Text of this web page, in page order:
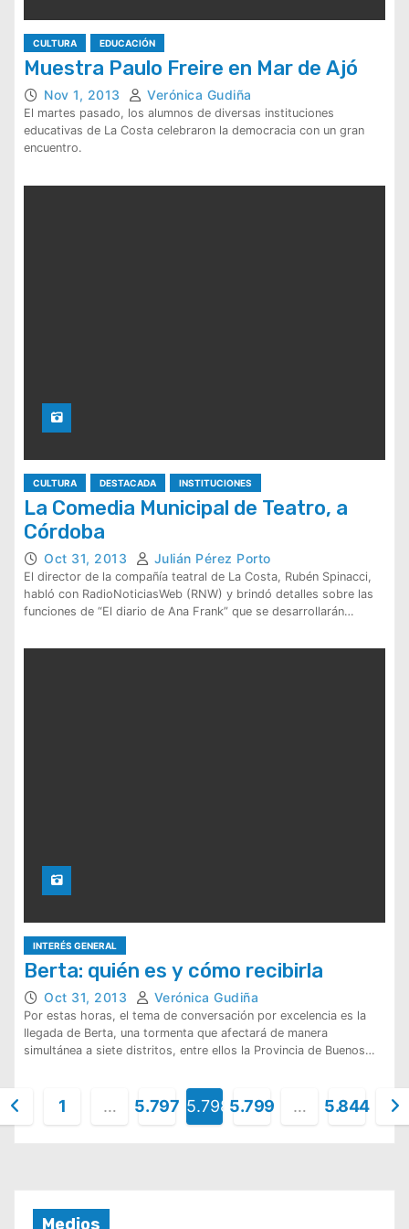
CULTURA EDUCACIÓN
Muestra Paulo Freire en Mar de Ajó
Nov 1, 2013 Verónica Gudiña
El martes pasado, los alumnos de diversas instituciones
educativas de La Costa celebraron la democracia con un gran
encuentro.
CULTURA DESTACADA INSTITUCIONES
La Comedia Municipal de Teatro, a
Córdoba
Oct 31, 2013 Julián Pérez Porto
El director de la compañía teatral de La Costa, Rubén Spinacci,
habló con RadioNoticiasWeb (RNW) y brindó detalles sobre las
funciones de “El diario de Ana Frank” que se desarrollarán…
INTERÉS GENERAL
Berta: quién es y cómo recibirla
Oct 31, 2013 Verónica Gudiña
Por estas horas, el tema de conversación por excelencia es la
llegada de Berta, una tormenta que afectará de manera
simultánea a siete distritos, entre ellos la Provincia de Buenos…
1 … 5.797 5.798 5.799 … 5.844
Medios